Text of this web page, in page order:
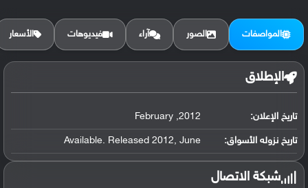
المواصفات الصور آراء فيديوهات الأسعار
الإطلاق
تاريخ الإعلان: 2012, February
تاريخ نزوله الأسواق: Available. Released 2012, June
شبكة الاتصال